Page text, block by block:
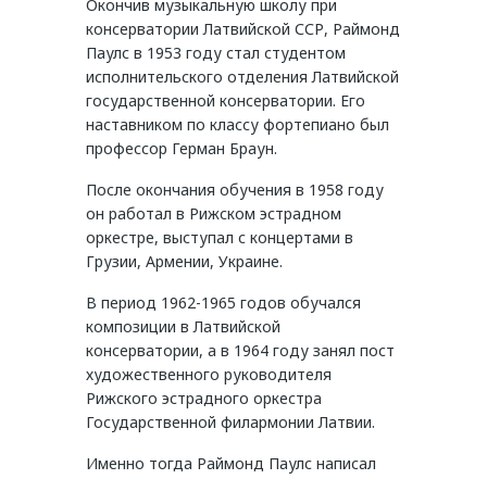
Окончив музыкальную школу при
консерватории Латвийской ССР, Раймонд
Паулс в 1953 году стал студентом
исполнительского отделения Латвийской
государственной консерватории. Его
наставником по классу фортепиано был
профессор Герман Браун.
После окончания обучения в 1958 году
он работал в Рижском эстрадном
оркестре, выступал с концертами в
Грузии, Армении, Украине.
В период 1962-1965 годов обучался
композиции в Латвийской
консерватории, а в 1964 году занял пост
художественного руководителя
Рижского эстрадного оркестра
Государственной филармонии Латвии.
Именно тогда Раймонд Паулс написал